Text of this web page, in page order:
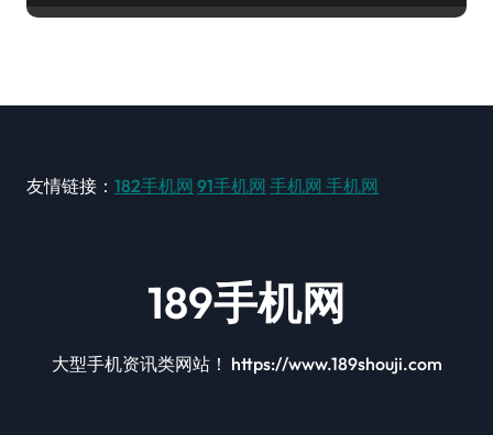
友情链接： 182手机网 91手机网 手机网 手机网
189手机网
大型手机资讯类网站！ https://www.189shouji.com